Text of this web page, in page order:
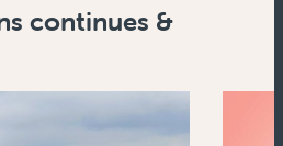
continues &